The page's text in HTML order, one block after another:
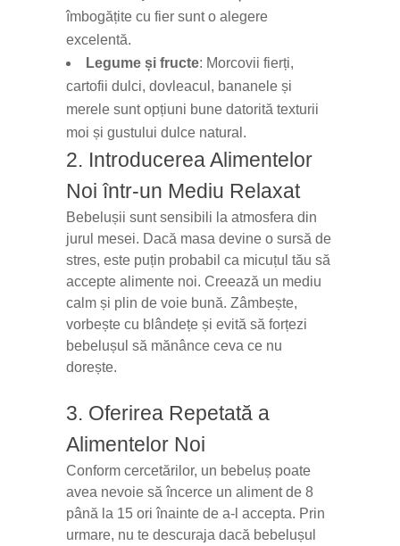
îmbogățite cu fier sunt o alegere
excelentă.
Legume și fructe: Morcovii fierți,
cartofii dulci, dovleacul, bananele și
merele sunt opțiuni bune datorită texturii
moi și gustului dulce natural.
2. Introducerea Alimentelor
Noi într-un Mediu Relaxat
Bebelușii sunt sensibili la atmosfera din
jurul mesei. Dacă masa devine o sursă de
stres, este puțin probabil ca micuțul tău să
accepte alimente noi. Creează un mediu
calm și plin de voie bună. Zâmbește,
vorbește cu blândețe și evită să forțezi
bebelușul să mănânce ceva ce nu
dorește.
3. Oferirea Repetată a
Alimentelor Noi
Conform cercetărilor, un bebeluș poate
avea nevoie să încerce un aliment de 8
până la 15 ori înainte de a-l accepta. Prin
urmare, nu te descuraja dacă bebelușul